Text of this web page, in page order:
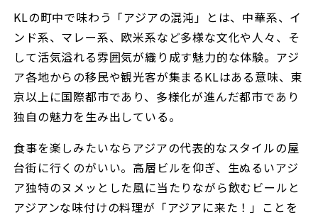
KLの町中で味わう「アジアの混沌」とは、中華系、イ
ンド系、マレー系、欧米系など多様な文化や人々、そ
して活気溢れる雰囲気が織り成す魅力的な体験。アジ
ア各地からの移民や観光客が集まるKLはある意味、東
京以上に国際都市であり、多様化が進んだ都市であり
独自の魅力を生み出している。
食事を楽しみたいならアジアの代表的なスタイルの屋
台街に行くのがいい。高層ビルを仰ぎ、生ぬるいアジ
ア独特のヌメッとした風に当たりながら飲むビールと
アジアンな味付けの料理が「アジアに来た！」ことを